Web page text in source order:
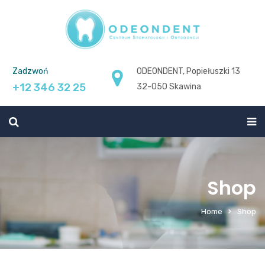
Zadzwoń
+12 346 32 25
ODEONDENT, Popiełuszki 13
32-050 Skawina
Shop
Home Shop